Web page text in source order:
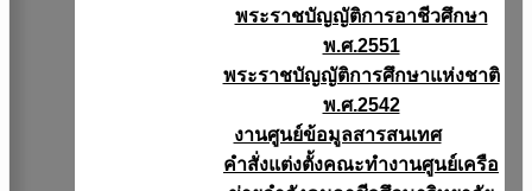
พระราชบัญญัติการอาชีวศึกษา
พ.ศ.2551
พระราชบัญญัติการศึกษาแห่งชาติ
พ.ศ.2542
งานศูนย์ข้อมูลสารสนเทศ
คำสั่งแต่งตั้งคณะทำงานศูนย์เครือ